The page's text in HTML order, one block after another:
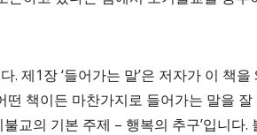
. 제1장 ‘들어가는 말’은 저자가 이 책
책이든 마찬가지로 들어가는 말을
교의 기본 주제 – 행복의 추구’입니다.